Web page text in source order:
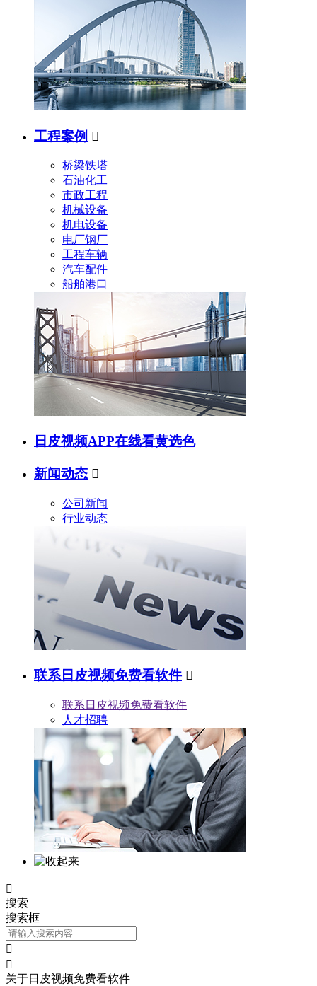
工程案例 
桥梁铁塔
石油化工
市政工程
机械设备
机电设备
电厂钢厂
工程车辆
汽车配件
船舶港口
日皮视频APP在线看黄选色
新闻动态 
公司新闻
行业动态
联系日皮视频免费看软件 
联系日皮视频免费看软件
人才招聘

搜索
搜索框


关于日皮视频免费看软件